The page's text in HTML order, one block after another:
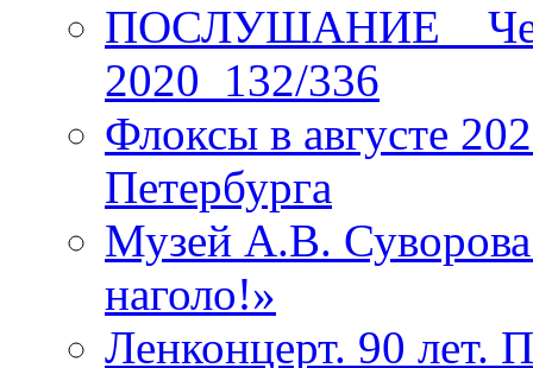
ПОСЛУШАНИЕ _
2020_132/336
Флоксы в августе
Петербурга
Музей А.В.
наголо!»
Ленконцерт. 90 лет.